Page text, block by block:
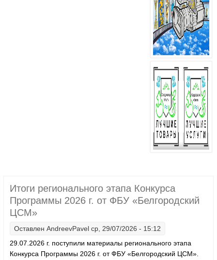
Итоги регионального этапа Конкурса
Программы 2026 г. от ФБУ «Белгородский
ЦСМ»
Оставлен AndreevPavel ср, 29/07/2026 - 15:12
29.07.2026 г. поступили материалы регионального этапа
Конкурса Программы 2026 г. от ФБУ «Белгородский ЦСМ».